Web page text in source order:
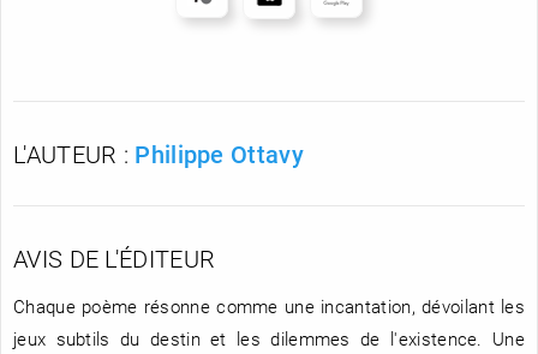
L'AUTEUR : Philippe Ottavy
AVIS DE L'ÉDITEUR
Chaque poème résonne comme une incantation, dévoilant les
jeux subtils du destin et les dilemmes de l'existence. Une